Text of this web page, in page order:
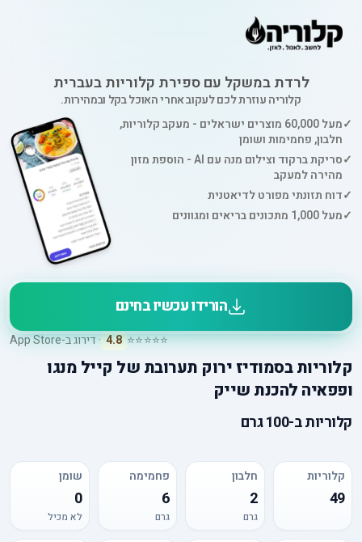
לרדת במשקל עם ספירת קלוריות בעברית
קלוריה עוזרת לכם לעקוב אחרי האוכל בקל ובמהירות.
✓
מעל 60,000 מוצרים ישראלים - מעקב קלוריות,
חלבון, פחמימות ושומן
✓
סריקת ברקוד וצילום מנה עם AI - הוספת מזון
מהירה למעקב
✓דוח תזונתי מפורט לדיאטנית
✓מעל 1,000 מתכונים בריאים ומגוונים
הורידו עכשיו בחינם
⭐⭐⭐⭐⭐
4.8 · דירוג ב-App Store
קלוריותבסמודיז ירוק תערובת של קייל מנגו
ופפאיה להכנת שייק
קלוריותב-100 גרם
קלוריות
49
חלבון
2
גרם
פחמימה
6
גרם
שומן
0
לא מכיל